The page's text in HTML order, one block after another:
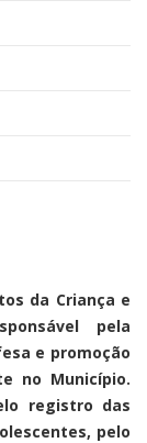
da Criança e
pela
e promoção
no Município.
registro das
pelo